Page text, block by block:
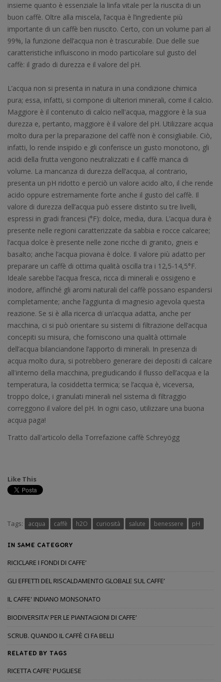
insieme quanto è essenziale la linfa vitale per la riuscita di un
buon caffè. Oltre alla miscela, l’acqua è l’ingrediente più
importante di un caffè ben riuscito. Certo, con un volume pari al
99%, la funzione dell’acqua non è trascurabile. Due delle sue
caratteristiche influiscono in modo particolare sul gusto del
caffè: il grado di durezza e il valore del pH.
L’acqua non si presenta in natura in una condizione chimica
pura; essa, infatti, si compone di ulteriori minerali, come il calcio.
Maggiore è il contenuto di calcio nell'acqua, maggiore è la sua
durezza e, pertanto, maggiore è il valore del pH. Utilizzare acqua
molto dura per la preparazione del caffè non è consigliabile. Ciò,
infatti, lo rende insipido e gli conferisce un gusto monotono, gli
acidi della frutta vengono neutralizzati e il caffè manca di
volume. La mancanza di durezza dell’acqua, al contrario,
presenta un pH ridotto e perciò un valore acido alto, il che rende
acido oppure estremamente forte anche il gusto del caffè. Il
valore di durezza dell’acqua può essere distinto su tre livelli,
espressi in gradi francesi (°F): dolce, media, dura. L’acqua dura è
presente nelle regioni caratterizzate da sabbia e rocce calcaree;
l’acqua dolce è presente nelle zone ricche di granito, gneis e
basalto; anche l’acqua piovana è dolce. Il valore più adatto per
preparare un caffè di ottima qualità oscilla tra i 12,5-14,5°F.
Ideale sarebbe l’acqua fresca, ricca di minerali e ossigeno e
inodore, affinché gli aromi naturali del caffè possano espandersi
completamente; anche l’aggiunta di magnesio agevola questa
reazione. Se si è alla ricerca di un’acqua adatta, anche per
macchina, ci si può orientare su sistemi di filtrazione dell’acqua
concepiti su misura, che forniscono una qualità ottimale
dell’acqua bilanciandone l’apporto di minerali. In presenza di
acqua molto dura, si potrebbero generare dei depositi di calcare
all'interno della macchina, pregiudicando il flusso dell’acqua e la
temperatura, la cosiddetta termica; se l’acqua è, viceversa,
troppo dolce, i granulati minerali nel sistema di filtraggio
correggono il valore del pH. In ogni caso, utilizzare una buona
acqua paga!
Tratto dall'articolo della Torrefazione caffè Schreyögg
Like This
Tags: acqua caffè h2O curiosità salute benessere pH
IN SAME CATEGORY
RICICLARE I FONDI DI CAFFE’
GLI EFFETTI DEL RISCALDAMENTO GLOBALE SUL CAFFE’
IL CAFFE' INDIANO MONSONATO
BIODIVERSITA’ PER LE PIANTAGIONI DI CAFFE’
SCRUB. QUANDO IL CAFFÈ CI FA BELLI
RELATED BY TAGS
RICETTA CAFFE' PUGLIESE